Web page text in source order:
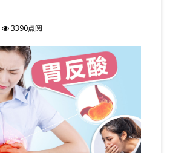
3390点阅